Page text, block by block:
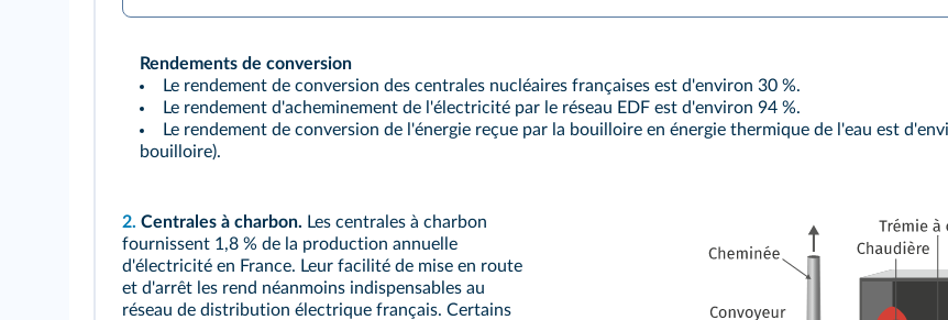
Rendements de conversion
Le rendement de conversion des centrales nucléaires françaises est d'environ 30 %.
Le rendement d'acheminement de l'électricité par le réseau EDF est d'environ 94 %.
Le rendement de conversion de l'énergie reçue par la bouilloire en énergie thermique de l'eau est
bouilloire).
2. Centrales à charbon.
fournissent 1,8 % de la production annuelle
d'électricité en France. Leur facilité de mise en route
et d'arrêt les rend néanmoins indispensables au
réseau de distribution électrique français. Certains